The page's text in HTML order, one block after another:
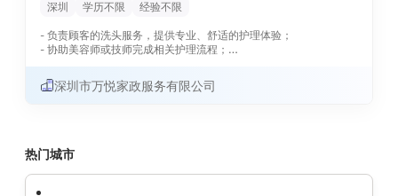
同时做好记录猫咪洗护前后状态（如毛发蓬松度、皮肤健康情
2. 「寄养与上门喂养」，不止是洗护进行创收
惯，实现服务的个性化定制。
任职要求——温柔是底色，专业是底气
必备特质：
热爱猫咪、细节控+责任心、服务意识。
- 对美容美发行业有热情，愿意持续学习和提升自我。
深圳 学历不限
经验不限
- 负责顾客的洗头服务，提供专业、舒适的护理体验；
- 协助美容师或技师完成相关护理流程；
- 配合团队完成日常运营任务，提升客户满意度。
【任职要求】
- 有相关行业经验者优先，但非必须。
深圳市万悦家政服务有限公司
热门城市